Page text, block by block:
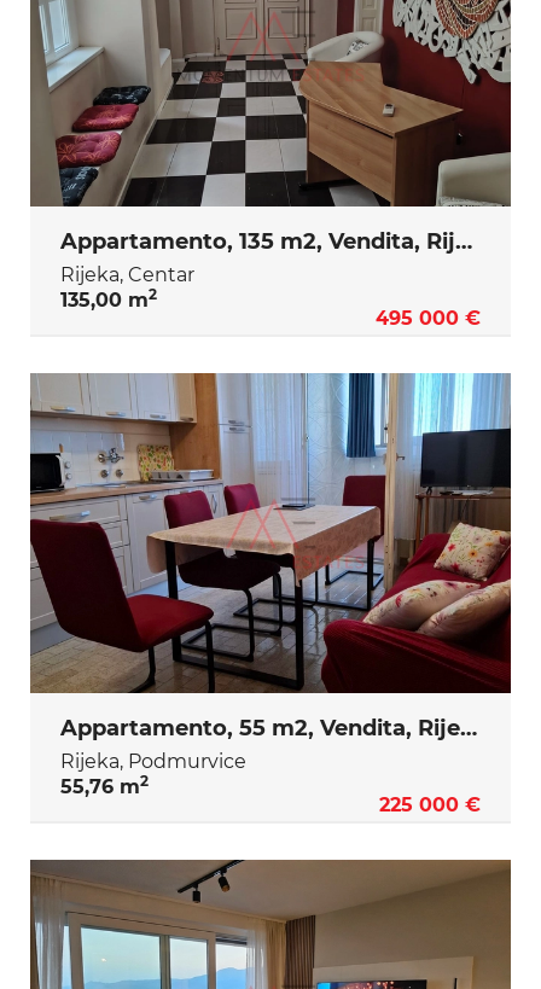
Appartamento, 135 m2, Vendita, Rijeka - Centar
Rijeka, Centar
135,00 m2
495 000 €
Appartamento, 55 m2, Vendita, Rijeka - Podmurvice
Rijeka, Podmurvice
55,76 m2
225 000 €